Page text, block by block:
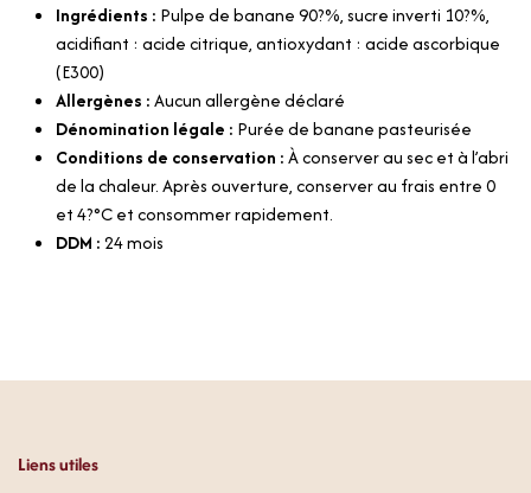
Ingrédients : Pulpe de banane 90?%, sucre inverti 10?%,
acidifiant : acide citrique, antioxydant : acide ascorbique
(E300)
Allergènes :Aucun allergène déclaré
Dénomination légale : Purée de banane pasteurisée
Conditions de conservation :À conserver au sec et à l’abri
de la chaleur. Après ouverture, conserver au frais entre 0
et 4?°C et consommer rapidement.
DDM :24 mois
Liens utiles